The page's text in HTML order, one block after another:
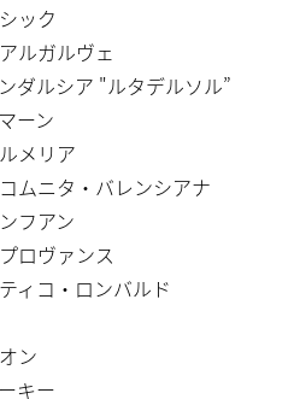
ック
ルガルヴェ
ダルシア "ルタデルソル”
ーン
メリア
ムニタ・バレンシアナ
フアン
ロヴァンス
ィコ・ロンバルド
ン
キー